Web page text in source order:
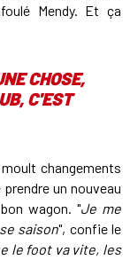
Mendy. Et ça
CHOSE,
C'EST
changements
un nouveau
wagon. "Je me
saison", confie le
le foot va vite, les